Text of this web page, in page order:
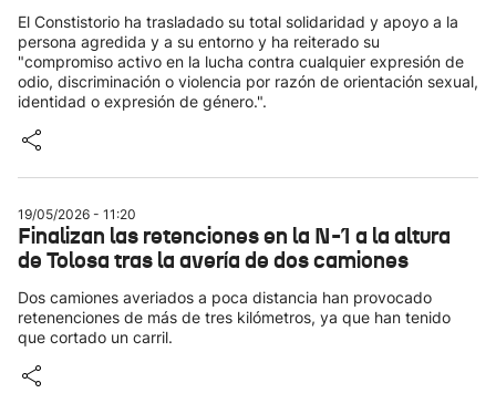
El Constistorio ha trasladado su total solidaridad y apoyo a la
persona agredida y a su entorno y ha reiterado su
"compromiso activo en la lucha contra cualquier expresión de
odio, discriminación o violencia por razón de orientación sexual,
identidad o expresión de género.".
19/05/2026 - 11:20
Finalizan las retenciones en la N-1 a la altura
de Tolosa tras la avería de dos camiones
Dos camiones averiados a poca distancia han provocado
retenenciones de más de tres kilómetros, ya que han tenido
que cortado un carril.